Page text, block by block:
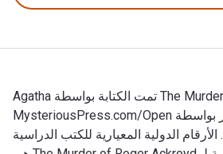
The Murder of Roger Ackroyd تمت الكتابة بواسطة Agatha
Christie وتم النشر بواسطة MysteriousPress.com/Open
Road (ORM). الأرقام الدولية المعيارية للكتب الدراسية